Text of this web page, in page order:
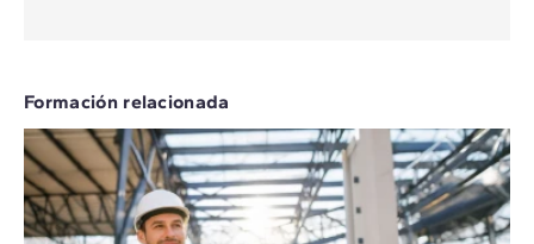
Formación relacionada